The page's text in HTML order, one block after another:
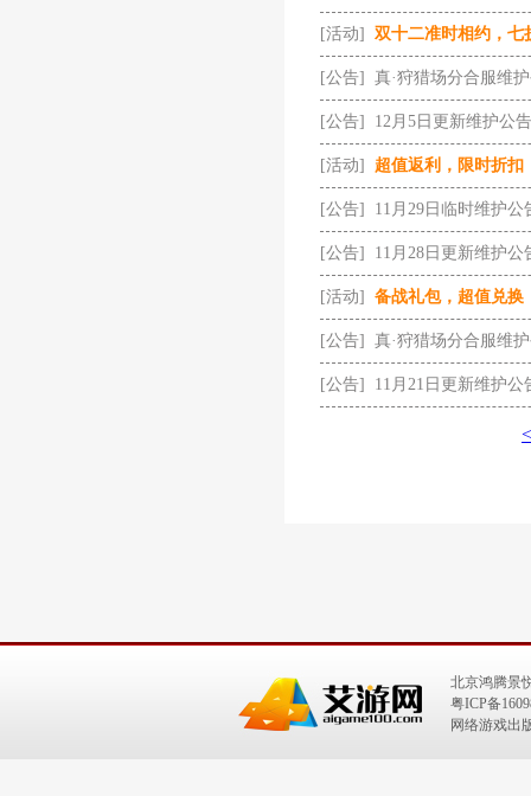
[活动] 双十二准时相约，七
[公告] 真·狩猎场分合服维
[公告] 12月5日更新维护公告
[活动] 超值返利，限时折扣
[公告] 11月29日临时维护公
[公告] 11月28日更新维护公
[活动] 备战礼包，超值兑换
[公告] 真·狩猎场分合服维
[公告] 11月21日更新维护公
<
北京鸿腾景
粤ICP备
网络游戏出